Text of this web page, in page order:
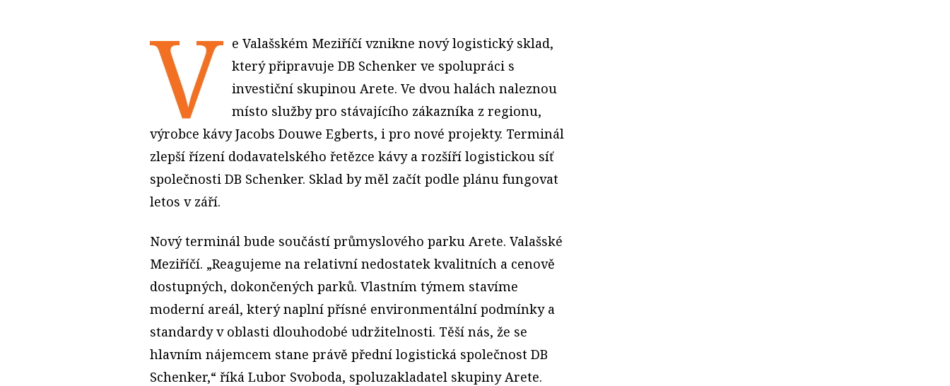
V e Valašském Meziříčí vznikne nový logistický sklad,
který připravuje DB Schenker ve spolupráci s
investiční skupinou Arete. Ve dvou halách naleznou
místo služby pro stávajícího zákazníka z regionu,
výrobce kávy Jacobs Douwe Egberts, i pro nové projekty. Terminál
zlepší řízení dodavatelského řetězce kávy a rozšíří logistickou síť
společnosti DB Schenker. Sklad by měl začít podle plánu fungovat
letos v září.
Nový terminál bude součástí průmyslového parku Arete. Valašské
Meziříčí. „Reagujeme na relativní nedostatek kvalitních a cenově
dostupných, dokončených parků. Vlastním týmem stavíme
moderní areál, který naplní přísné environmentální podmínky a
standardy v oblasti dlouhodobé udržitelnosti. Těší nás, že se
hlavním nájemcem stane právě přední logistická společnost DB
Schenker,“ říká Lubor Svoboda, spoluzakladatel skupiny Arete.